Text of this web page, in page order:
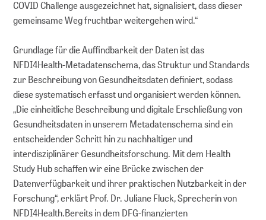
COVID Challenge ausgezeichnet hat, signalisiert, dass dieser
gemeinsame Weg fruchtbar weitergehen wird.“
Grundlage für die Auffindbarkeit der Daten ist das
NFDI4Health-Metadatenschema, das Struktur und Standards
zur Beschreibung von Gesundheitsdaten definiert, sodass
diese systematisch erfasst und organisiert werden können.
„Die einheitliche Beschreibung und digitale Erschließung von
Gesundheitsdaten in unserem Metadatenschema sind ein
entscheidender Schritt hin zu nachhaltiger und
interdisziplinärer Gesundheitsforschung. Mit dem Health
Study Hub schaffen wir eine Brücke zwischen der
Datenverfügbarkeit und ihrer praktischen Nutzbarkeit in der
Forschung“, erklärt Prof. Dr. Juliane Fluck, Sprecherin von
NFDI4Health.Bereits in dem DFG-finanzierten